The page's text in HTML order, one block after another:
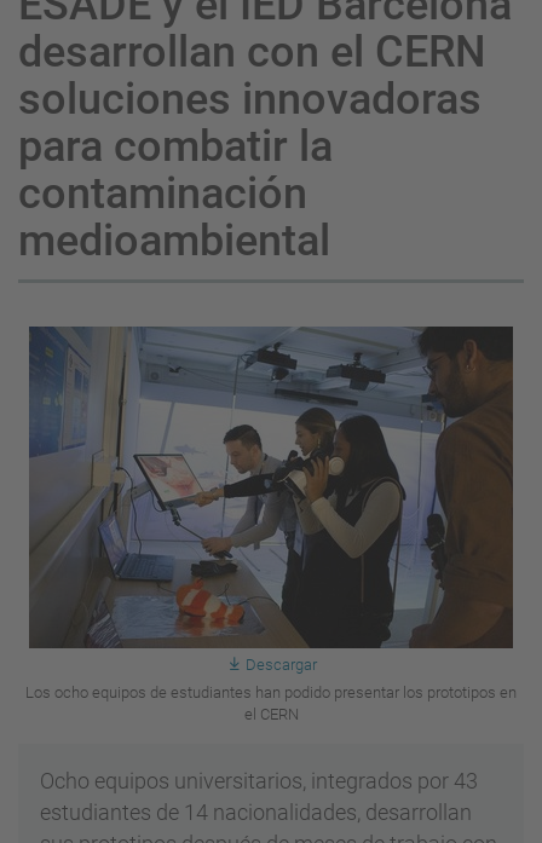
desarrollan con el CERN
soluciones innovadoras
para combatir la
contaminación
medioambiental
Descargar
Los ocho equipos de estudiantes han podido presentar los prototipos en
el CERN
Ocho equipos universitarios, integrados por 43
estudiantes de 14 nacionalidades, desarrollan